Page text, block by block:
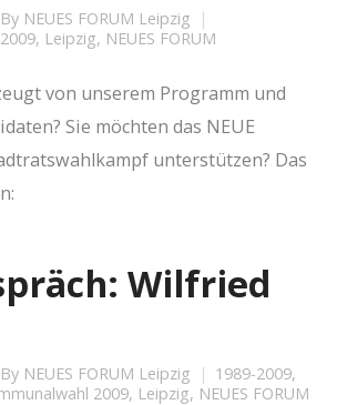
By NEUES FORUM Leipzig
, Leipzig, NEUES FORUM
von unserem Programm und
Sie möchten das NEUE
unterstützen? Das
Wilfried
By NEUES FORUM Leipzig 1989-2009,
2009, Leipzig, NEUES FORUM